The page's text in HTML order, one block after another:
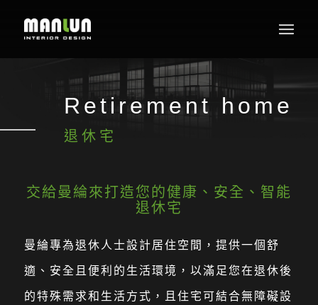
Retirement home
退休宅
交給曼綸來打造您的健康、安全、智能
退休宅
曼綸專為退休人士設計居住空間，提供一個舒
適、安全且便利的生活環境，以滿足您在退休後
的特殊需求和生活方式，且住宅可結合無障礙設